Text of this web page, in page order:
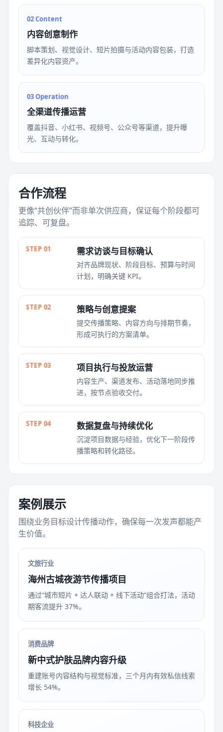
02 Content
内容创意制作
脚本策划、视觉设计、短片拍摄与活动内容包装，打造
差异化内容资产。
03 Operation
全渠道传播运营
覆盖抖音、小红书、视频号、公众号等渠道，提升曝
光、互动与转化。
合作流程
更像“共创伙伴”而非单次供应商，保证每个阶段都可
追踪、可复盘。
STEP 01 需求访谈与目标确认
对齐品牌现状、阶段目标、预算与时间
计划，明确关键 KPI。
STEP 02 策略与创意提案
提交传播策略、内容方向与排期节奏，
形成可执行的方案清单。
STEP 03 项目执行与投放运营
内容生产、渠道发布、活动落地同步推
进，按节点验收交付。
STEP 04 数据复盘与持续优化
沉淀项目数据与经验，优化下一阶段传
播策略和转化路径。
案例展示
围绕业务目标设计传播动作，确保每一次发声都能产
生价值。
文旅行业
海州古城夜游节传播项目
通过“城市短片 + 达人联动 + 线下活动”组合打法，活动
期客流提升 37%。
消费品牌
新中式护肤品牌内容升级
重建账号内容结构与视觉标准，三个月内有效私信线索
增长 54%。
科技企业